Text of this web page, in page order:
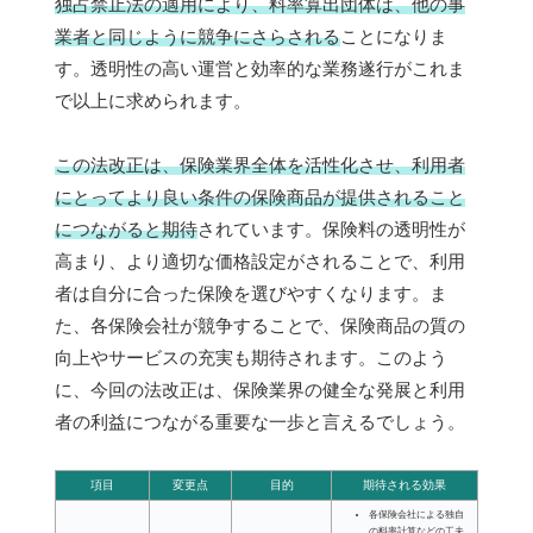
独占禁止法の適用により、料率算出団体は、他の事
業者と同じように競争にさらされることになりま
す。透明性の高い運営と効率的な業務遂行がこれま
で以上に求められます。
この法改正は、保険業界全体を活性化させ、利用者
にとってより良い条件の保険商品が提供されること
につながると期待されています。保険料の透明性が
高まり、より適切な価格設定がされることで、利用
者は自分に合った保険を選びやすくなります。ま
た、各保険会社が競争することで、保険商品の質の
向上やサービスの充実も期待されます。このよう
に、今回の法改正は、保険業界の健全な発展と利用
者の利益につながる重要な一歩と言えるでしょう。
項目 変更点 目的 期待される効果
各保険会社による独自